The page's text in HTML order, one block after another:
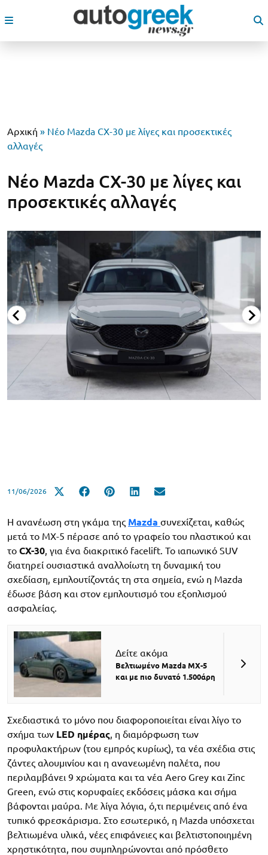
Αρχική » Νέο Mazda CX-30 με λίγες και προσεκτικές
αλλαγές
Νέο Mazda CX-30 με λίγες και
προσεκτικές αλλαγές
11/06/2026
Η ανανέωση στη γκάμα της Mazda συνεχίζεται, καθώς
μετά το MX-5 πέρασε από το γραφείο του πλαστικού και
το CX-30, για ένα διακριτικό facelift. Το ιαπωνικό SUV
διατηρεί ουσιαστικά αναλλοίωτη τη δυναμική του
σχεδίαση, εμπλουτίζοντάς τη στα σημεία, ενώ η Mazda
έδωσε βάση και στον εμπλουτισμό του εξοπλισμού
ασφαλείας.
Δείτε ακόμα
Βελτιωμένο Mazda MX-5
και με πιο δυνατό 1.500άρη
Σχεδιαστικά το μόνο που διαφοροποιείται είναι λίγο το
σχήμα των LED ημέρας , η διαμόρφωση των
προφυλακτήρων (του εμπρός κυρίως), τα νέα σχέδια στις
ζάντες αλουμινίου και η ανανεωμένη παλέτα, που
περιλαμβάνει 9 χρώματα και τα νέα Aero Grey και Zinc
Green, ενώ στις κορυφαίες εκδόσεις μάσκα και σήμα
βάφονται μαύρα. Με λίγα λόγια, ό,τι περιμένεις από ένα
τυπικό φρεσκάρισμα. Στο εσωτερικό, η Mazda υπόσχεται
βελτιωμένα υλικά, νέες επιφάνειες και βελτιστοποιημένη
χρηστικότητα, που συμπληρώνονται από πρόσθετο